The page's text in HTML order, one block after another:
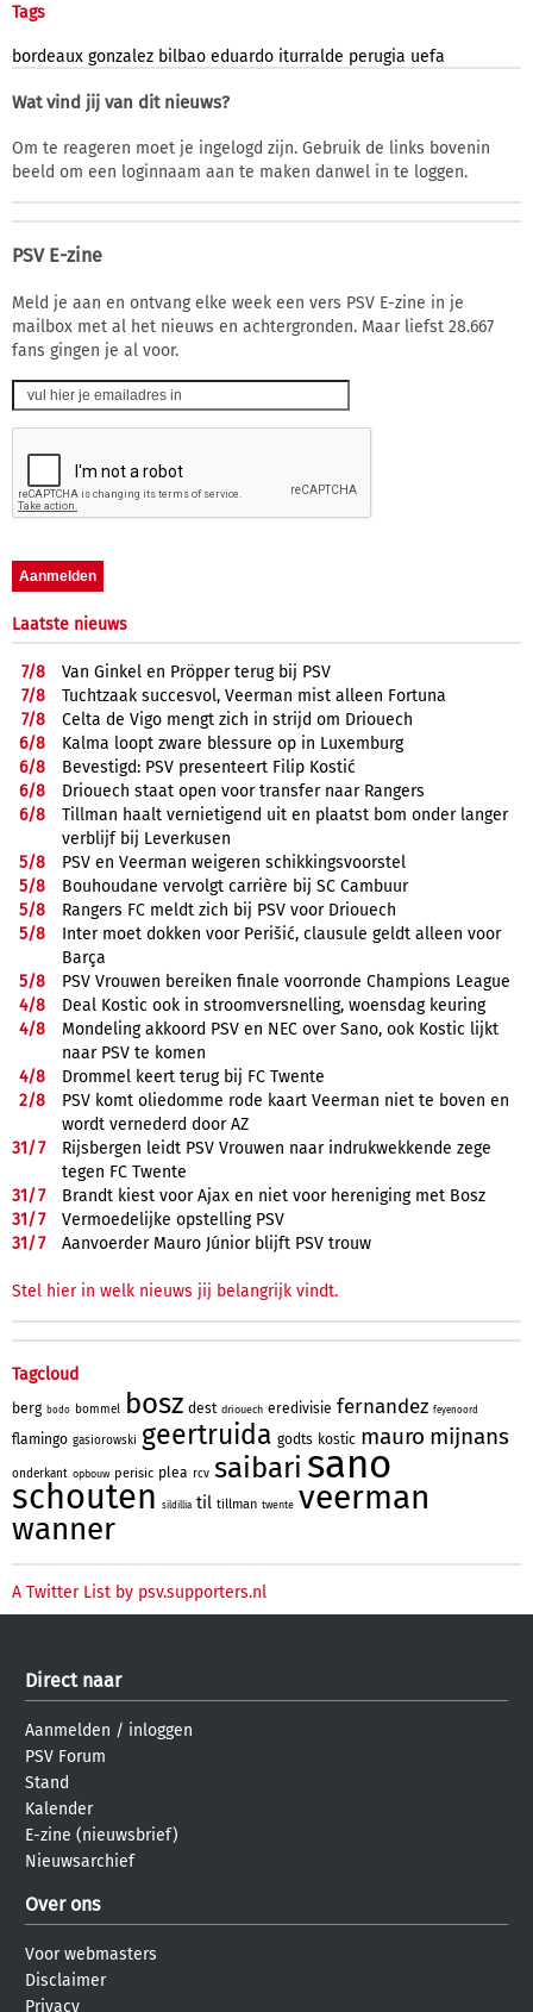
Tags
bordeaux gonzalez bilbao eduardo iturralde perugia uefa
Wat vind jij van dit nieuws?
Om te reageren moet je ingelogd zijn. Gebruik de links bovenin
beeld om een loginnaam aan te maken danwel in te loggen.
PSV E-zine
Meld je aan en ontvang elke week een vers PSV E-zine in je
mailbox met al het nieuws en achtergronden. Maar liefst 28.667
fans gingen je al voor.
Laatste nieuws
7/8
Van Ginkel en Pröpper terug bij PSV
7/8
Tuchtzaak succesvol, Veerman mist alleen Fortuna
7/8
Celta de Vigo mengt zich in strijd om Driouech
6/8
Kalma loopt zware blessure op in Luxemburg
6/8
Bevestigd: PSV presenteert Filip Kostić
6/8
Driouech staat open voor transfer naar Rangers
6/8
Tillman haalt vernietigend uit en plaatst bom onder langer
verblijf bij Leverkusen
5/8
PSV en Veerman weigeren schikkingsvoorstel
5/8
Bouhoudane vervolgt carrière bij SC Cambuur
5/8
Rangers FC meldt zich bij PSV voor Driouech
5/8
Inter moet dokken voor Perišić, clausule geldt alleen voor
Barça
5/8
PSV Vrouwen bereiken finale voorronde Champions League
4/8
Deal Kostic ook in stroomversnelling, woensdag keuring
4/8
Mondeling akkoord PSV en NEC over Sano, ook Kostic lijkt
naar PSV te komen
4/8
Drommel keert terug bij FC Twente
2/8
PSV komt oliedomme rode kaart Veerman niet te boven en
wordt vernederd door AZ
31/7
Rijsbergen leidt PSV Vrouwen naar indrukwekkende zege
tegen FC Twente
31/7
Brandt kiest voor Ajax en niet voor hereniging met Bosz
31/7
Vermoedelijke opstelling PSV
31/7 Aanvoerder Mauro Júnior blijft PSV trouw
Stel hier in welk nieuws jij belangrijk vindt.
Tagcloud
berg bodo bommel bosz dest driouech eredivisie fernandez feyenoord
flamingo gasiorowski geertruida godts kostic mauro mijnans
onderkant opbouw perisic plea rcv saibari sano
schouten sildillia til tillman twente veerman
wanner
A Twitter List by psv.supporters.nl
Direct naar
Aanmelden / inloggen
PSV Forum
Stand
Kalender
E-zine (nieuwsbrief)
Nieuwsarchief
Over ons
Voor webmasters
Disclaimer
Privacy